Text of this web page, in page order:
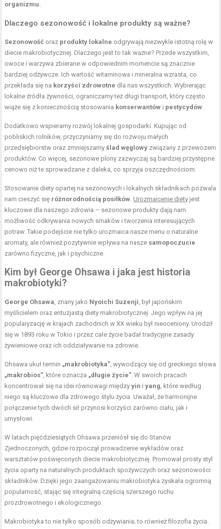
organizmu.
Dlaczego sezonowość i lokalne produkty są ważne?
Sezonowość oraz produkty lokalne odgrywają niezwykle istotną rolę w
diecie makrobiotycznej. Dlaczego jest to tak ważne? Przede wszystkim,
owoce i warzywa zbierane w odpowiednim momencie są znacznie
bardziej odżywcze. Ich wartość witaminowa i mineralna wzrasta, co
przekłada się na korzyści zdrowotne dla nas wszystkich. Wybierając
lokalne źródła żywności, ograniczamy też długi transport, który często
wiąże się z koniecznością stosowania konserwantów i pestycydów.
Dodatkowo wspieramy rozwój lokalnej gospodarki. Kupując od
pobliskich rolników, przyczyniamy się do rozwoju małych
przedsiębiorstw oraz zmniejszamyślad węglowy związany z przewozem
produktów. Co więcej, sezonowe plony zazwyczaj są bardziej przystępne
cenowo niż te sprowadzane z daleka, co sprzyja oszczędnościom.
Stosowanie diety opartej na sezonowych i lokalnych składnikach pozwala
nam cieszyć się różnorodnością posiłków. Urozmaicenie diety jest
kluczowe dla naszego zdrowia – sezonowe produkty dają nam
możliwość odkrywania nowych smaków i tworzenia interesujących
potraw. Takie podejście nie tylko urozmaica nasze menu o naturalne
aromaty, ale również pozytywnie wpływa na nasze samopoczucie
zarówno fizyczne, jak i psychiczne.
Kim był George Ohsawa i jaka jest historia
makrobiotyki?
George Ohsawa, znany jako Nyoichi Suzenji, był japońskim
myślicielem oraz entuzjastą diety makrobiotycznej. Jego wpływ na jej
popularyzację w krajach zachodnich w XX wieku był nieoceniony. Urodził
się w 1893 roku w Tokio i przez całe życie badał tradycyjne zasady
żywieniowe oraz ich oddziaływanie na zdrowie.
Ohsawa ukuł termin „makrobiotyka”, wywodzący się od greckiego słowa
„makrobios”, które oznacza „długie życie”. W swoich pracach
koncentrował się na idei równowagi międzyyin iyang, które według
niego są kluczowe dla zdrowego stylu życia. Uważał, że harmonijne
połączenie tych dwóch sił przynosi korzyści zarówno ciału, jak i
umysłowi.
W latach pięćdziesiątych Ohsawa przeniósł się do Stanów
Zjednoczonych, gdzie rozpoczął prowadzenie wykładów oraz
warsztatów poświęconych diecie makrobiotycznej. Promował prosty styl
życia oparty na naturalnych produktach spożywczych oraz sezonowości
składników. Dzięki jego zaangażowaniu makrobiotyka zyskała ogromną
popularność, stając się integralną częścią szerszego ruchu
prozdrowotnego i ekologicznego.
Makrobiotyka to nie tylko sposób odżywiania; to również filozofia życia.